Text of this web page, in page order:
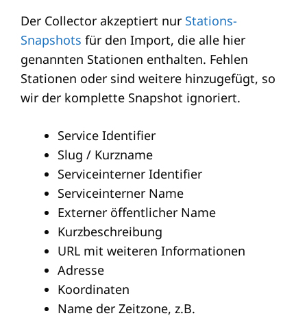
Der Collector akzeptiert nur Stations-
Snapshots für den Import, die alle hier
genannten Stationen enthalten. Fehlen
Stationen oder sind weitere hinzugefügt, so
wir der komplette Snapshot ignoriert.
Service Identifier
Slug / Kurzname
Serviceinterner Identifier
Serviceinterner Name
Externer öffentlicher Name
Kurzbeschreibung
URL mit weiteren Informationen
Adresse
Koordinaten
Name der Zeitzone, z.B.